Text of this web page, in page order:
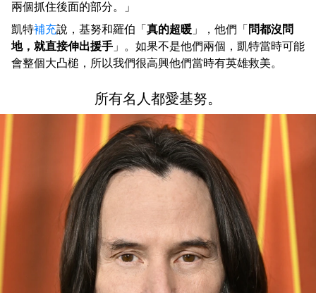
兩個抓住後面的部分。」
凱特補充說，基努和羅伯「 真的超暖 」，他們「 問都沒問
地，就直接伸出援手 」。如果不是他們兩個，凱特當時可能
會整個大凸槌，所以我們很高興他們當時有英雄救美。
所有名人都愛基努。